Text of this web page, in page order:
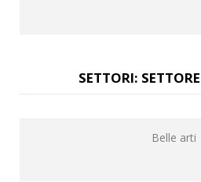
SETTORI:
Belle arti